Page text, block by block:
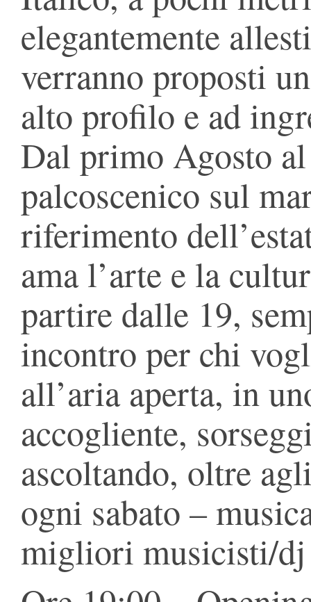
elegantemente
verranno proposti
alto profilo e ad
Dal primo Agosto
palcoscenico sul
riferimento
ama l’arte e la
partire dalle 19,
incontro per chi
all’aria aperta, in
accogliente,
ascoltando, oltre
ogni sabato –
migliori musicisti/